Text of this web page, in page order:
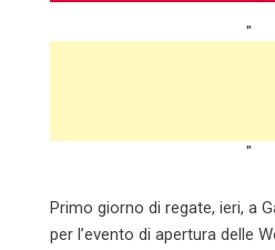
"
"
Primo giorno di regate, ieri, a
per l’evento di apertura delle